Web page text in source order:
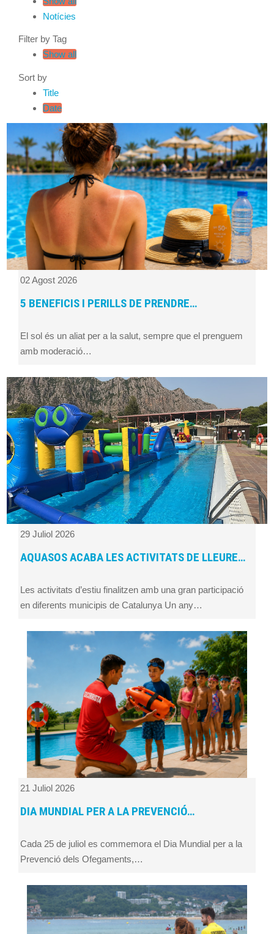
Notícies
Filter by Tag
Show all
Sort by
Title
Date
02 Agost 2026
5 BENEFICIS I PERILLS DE PRENDRE…
El sol és un aliat per a la salut, sempre que el prenguem
amb moderació…
29 Juliol 2026
AQUASOS ACABA LES ACTIVITATS DE LLEURE…
Les activitats d’estiu finalitzen amb una gran participació
en diferents municipis de Catalunya Un any…
21 Juliol 2026
DIA MUNDIAL PER A LA PREVENCIÓ…
Cada 25 de juliol es commemora el Dia Mundial per a la
Prevenció dels Ofegaments,…